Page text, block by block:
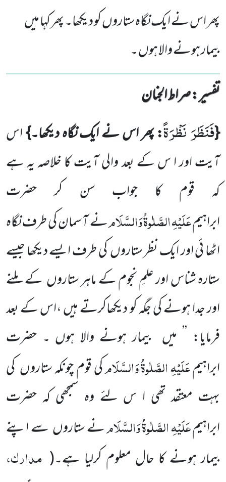
پھر اس نے ایک نگاہ ستاروں کو دیکھا۔ پھر کہا میں
بیمار ہونے والا ہوں ۔
تفسیر : ‎صراط الجنان
{فَنَظَرَ نَظْرَةً: پھر اس نے ایک نگاہ دیکھا۔}اس
آیت اور ا س کے بعد والی آیت کا خلاصہ یہ ہے
کہ
قوم کا جواب سن کر حضرت
ابراہیمعَلَیْہِالصَّلٰوۃُوَالسَّلَامنے آسمان کی طرف نگاہ
اٹھا ئی اور ایک نظر ستاروں کی طرف ایسے دیکھا جیسے
ستارہ شناس اور علمِ نجوم کے ماہر ستاروں کے ملنے
اور جدا ہونے کی جگہ کو دیکھاکرتے ہیں ،اس کے بعد
فرمایا: ’’ میں بیمار ہونے والا ہوں ۔ حضرت
ابراہیمعَلَیْہِالصَّلٰوۃُوَالسَّلَامکی قوم چونکہ ستاروں کی
بہت معتقد تھی ا س لئے وہ سمجھی کہ حضرت
ابراہیمعَلَیْہِالصَّلٰوۃُوَالسَّلَامنے ستاروں سے اپنے
بیمار ہونے کا حال معلوم کرلیا ہے۔( مدارک،